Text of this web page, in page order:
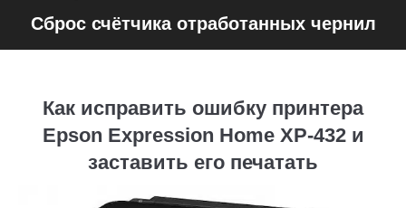
Сброс счётчика отработанных чернил
Как исправить ошибку принтера
Epson Expression Home XP-432 и
заставить его печатать